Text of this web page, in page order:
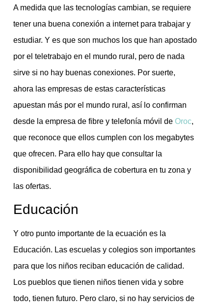
A medida que las tecnologías cambian, se requiere
tener una buena conexión a internet para trabajar y
estudiar. Y es que son muchos los que han apostado
por el teletrabajo en el mundo rural, pero de nada
sirve si no hay buenas conexiones. Por suerte,
ahora las empresas de estas características
apuestan más por el mundo rural, así lo confirman
desde la empresa de fibre y telefonía móvil de Oroc,
que reconoce que ellos cumplen con los megabytes
que ofrecen. Para ello hay que consultar la
disponibilidad geográfica de cobertura en tu zona y
las ofertas.
Educación
Y otro punto importante de la ecuación es la
Educación. Las escuelas y colegios son importantes
para que los niños reciban educación de calidad.
Los pueblos que tienen niños tienen vida y sobre
todo, tienen futuro. Pero claro, si no hay servicios de